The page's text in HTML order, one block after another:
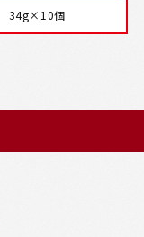
34g×10個